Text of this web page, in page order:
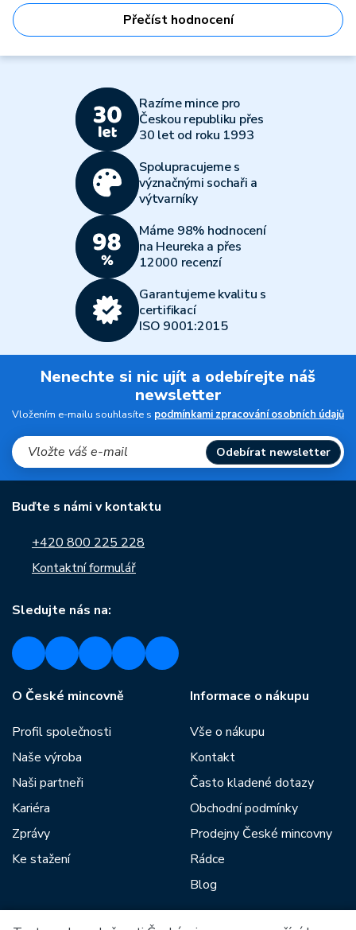
Přečíst hodnocení
Razíme mince pro
Českou republiku přes
30 let od roku 1993
Spolupracujeme s
význačnými sochaři a
výtvarníky
Máme 98% hodnocení
na Heureka a přes
12000 recenzí
Garantujeme kvalitu s
certifikací
ISO 9001:2015
Nenechte si nic ujít a odebírejte náš
newsletter
Vložením e-mailu souhlasíte s podmínkami zpracování osobních údajů
Odebírat newsletter
Buďte s námi v kontaktu
+420 800 225 228
Kontaktní formulář
Sledujte nás na:
O České mincovně
Profil společnosti
Naše výroba
Naši partneři
Kariéra
Zprávy
Ke stažení
Informace o nákupu
Vše o nákupu
Kontakt
Často kladené dotazy
Obchodní podmínky
Prodejny České mincovny
Rádce
Blog